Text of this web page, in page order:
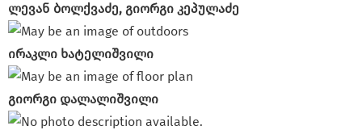
ლევან ბოლქვაძე, გიორგი კეპულაძე
ირაკლი ხატელიშვილი
გიორგი დალალიშვილი